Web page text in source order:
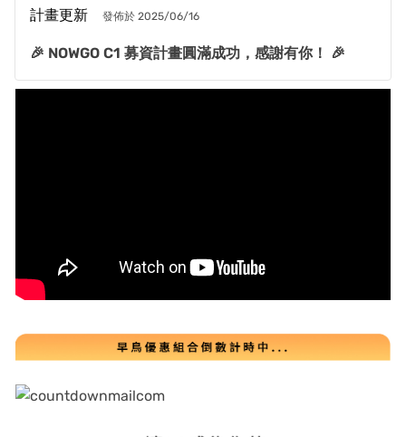
計畫更新 發佈於 2025/06/16
🎉 NOWGO C1 募資計畫圓滿成功，感謝有你！ 🎉